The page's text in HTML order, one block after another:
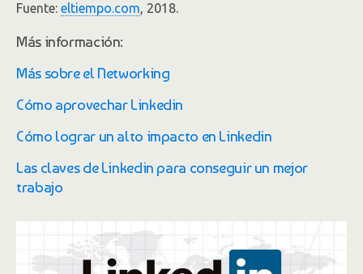
Fuente: eltiempo.com, 2018.
Más información:
Más sobre el Networking
Cómo aprovechar Linkedin
Cómo lograr un alto impacto en Linkedin
Las claves de Linkedin para conseguir un mejor
trabajo